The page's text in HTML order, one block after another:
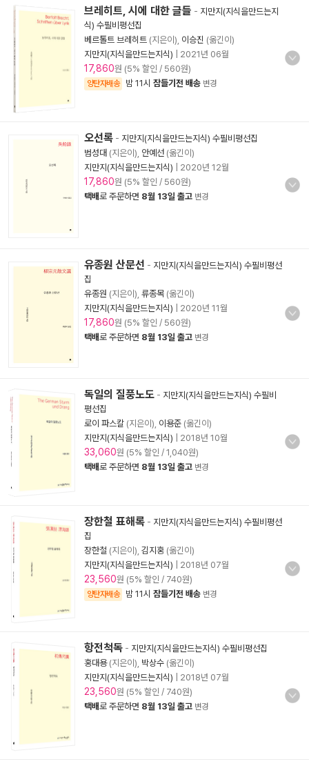
브레히트, 시에 대한 글들 - 지만지(지식을만드는지
식) 수필비평선집
베르톨트 브레히트 (지은이), 이승진 (옮긴이)
지만지(지식을만드는지식)
2021년 06월
17,860원 (5% 할인 / 560원)
양탄자배송 밤 11시 잠들기전 배송 변경
오선록 - 지만지(지식을만드는지식) 수필비평선집
범성대 (지은이), 안예선 (옮긴이)
지만지(지식을만드는지식)
2020년 12월
17,860원 (5% 할인 / 560원)
택배로 주문하면 8월 13일 출고 변경
유종원 산문선 - 지만지(지식을만드는지식) 수필비평선
집
유종원 (지은이), 류종목 (옮긴이)
지만지(지식을만드는지식)
2020년 11월
17,860원 (5% 할인 / 560원)
택배로 주문하면 8월 13일 출고 변경
독일의 질풍노도 - 지만지(지식을만드는지식) 수필비
평선집
로이 파스칼 (지은이), 이용준 (옮긴이)
지만지(지식을만드는지식)
2018년 10월
33,060원 (5% 할인 / 1,040원)
택배로 주문하면 8월 13일 출고 변경
장한철 표해록 - 지만지(지식을만드는지식) 수필비평선
집
장한철 (지은이), 김지홍 (옮긴이)
지만지(지식을만드는지식)
2018년 07월
23,560원 (5% 할인 / 740원)
양탄자배송 밤 11시 잠들기전 배송 변경
항전척독 - 지만지(지식을만드는지식) 수필비평선집
홍대용(지은이), 박상수 (옮긴이)
지만지(지식을만드는지식)
2018년 07월
23,560원 (5% 할인 / 740원)
택배로 주문하면 8월 13일 출고 변경